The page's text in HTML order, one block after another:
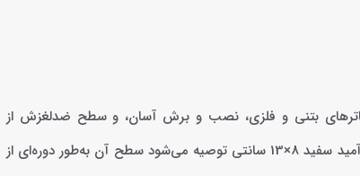
بتنی و فلزی، نصب و برش آسان، و سطح ضدلغزش از
مهم‌ترین مزایای این محصول هستند. برای حفظ ظاهر روشن گاتر پلی آمید سفید 8×13 سانتی توصیه می‌شود سطح آن به‌طور دوره‌ای از